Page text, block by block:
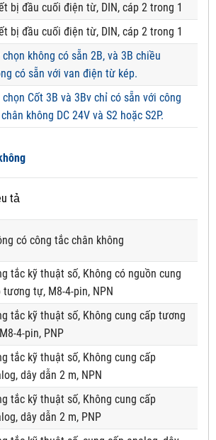
bị đầu cuối điện từ, DIN, cáp 2 trong 1
bị đầu cuối điện từ, DIN, cáp 2 trong 1
chọn không có sẵn 2B, và 3B chiều
có sẵn với van điện từ kép.
chọn Cốt 3B và 3Bv chỉ có sẵn với công
không DC 24V và S2 hoặc S2P.
tả
có công tắc chân không
tắc kỹ thuật số, Không có nguồn cung
tương tự, M8-4-pin, NPN
tắc kỹ thuật số, Không cung cấp tương
4-pin, PNP
tắc kỹ thuật số, Không cung cấp
dây dẫn 2 m, NPN
tắc kỹ thuật số, Không cung cấp
dây dẫn 2 m, PNP